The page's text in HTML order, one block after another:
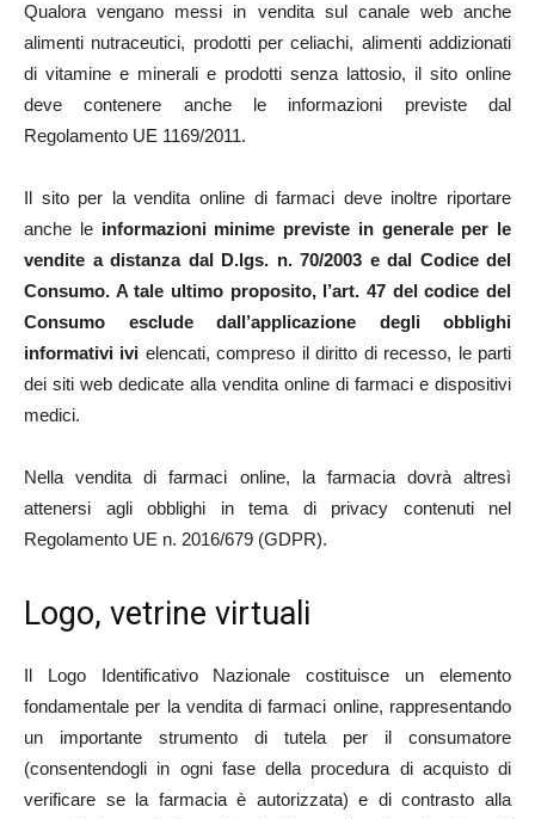
Qualora vengano messi in vendita sul canale web anche
alimenti nutraceutici, prodotti per celiachi, alimenti addizionati
di vitamine e minerali e prodotti senza lattosio, il sito online
deve contenere anche le informazioni previste dal
Regolamento UE 1169/2011.
Il sito per la vendita online di farmaci deve inoltre riportare
anche le informazioni minime previste in generale per le
vendite a distanza dal D.lgs. n. 70/2003 e dal Codice del
Consumo. A tale ultimo proposito, l’art. 47 del codice del
Consumo esclude dall’applicazione degli obblighi
informativi ivi elencati, compreso il diritto di recesso, le parti
dei siti web dedicate alla vendita online di farmaci e dispositivi
medici.
Nella vendita di farmaci online, la farmacia dovrà altresì
attenersi agli obblighi in tema di privacy contenuti nel
Regolamento UE n. 2016/679 (GDPR).
Logo, vetrine virtuali
Il Logo Identificativo Nazionale costituisce un elemento
fondamentale per la vendita di farmaci online, rappresentando
un importante strumento di tutela per il consumatore
(consentendogli in ogni fase della procedura di acquisto di
verificare se la farmacia è autorizzata) e di contrasto alla